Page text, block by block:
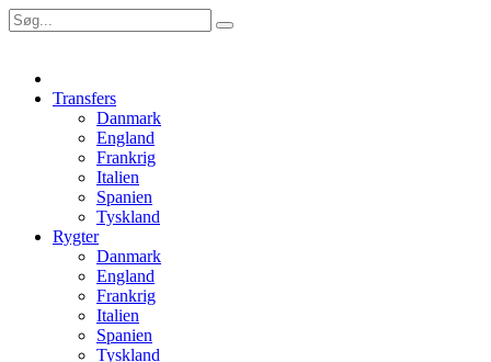
Transfers
Danmark
England
Frankrig
Italien
Spanien
Tyskland
Rygter
Danmark
England
Frankrig
Italien
Spanien
Tyskland